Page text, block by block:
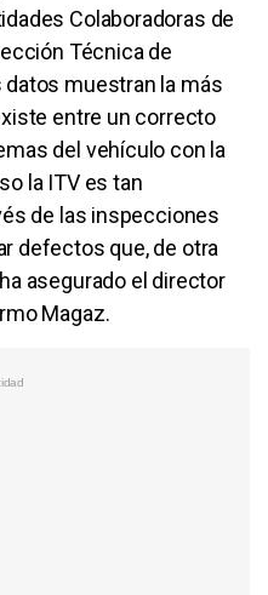
Colaboradoras de
Técnica de
datos muestran la más
entre un correcto
del vehículo con la
la ITV es tan
de las inspecciones
defectos que, de otra
asegurado el director
Magaz.